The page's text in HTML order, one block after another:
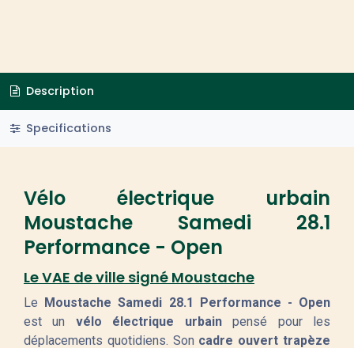
Description
Specifications
Vélo électrique urbain
Moustache Samedi 28.1
Performance - Open
Le VAE de ville signé Moustache
Le Moustache Samedi 28.1 Performance - Open
est un vélo électrique urbainpensé pour les
déplacements quotidiens. Son cadre ouvert trapèze